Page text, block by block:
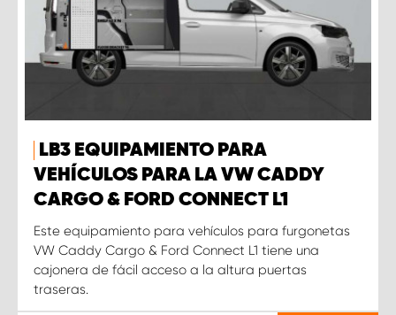
LB3 EQUIPAMIENTO PARA
VEHÍCULOS PARA LA VW CADDY
CARGO & FORD CONNECT L1
Este equipamiento para vehículos para furgonetas
VW Caddy Cargo & Ford Connect L1 tiene una
cajonera de fácil acceso a la altura puertas
traseras.